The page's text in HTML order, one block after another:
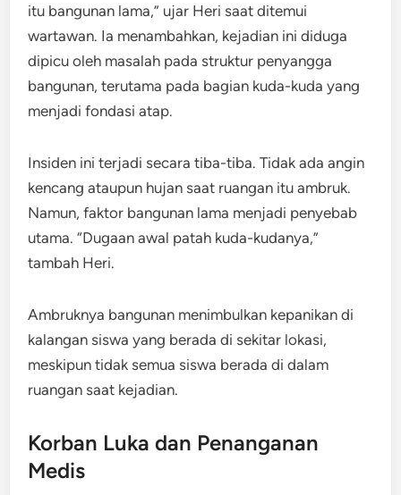
itu bangunan lama,” ujar Heri saat ditemui
wartawan. Ia menambahkan, kejadian ini diduga
dipicu oleh masalah pada struktur penyangga
bangunan, terutama pada bagian kuda-kuda yang
menjadi fondasi atap.
Insiden ini terjadi secara tiba-tiba. Tidak ada angin
kencang ataupun hujan saat ruangan itu ambruk.
Namun, faktor bangunan lama menjadi penyebab
utama. “Dugaan awal patah kuda-kudanya,”
tambah Heri.
Ambruknya bangunan menimbulkan kepanikan di
kalangan siswa yang berada di sekitar lokasi,
meskipun tidak semua siswa berada di dalam
ruangan saat kejadian.
Korban Luka dan Penanganan
Medis